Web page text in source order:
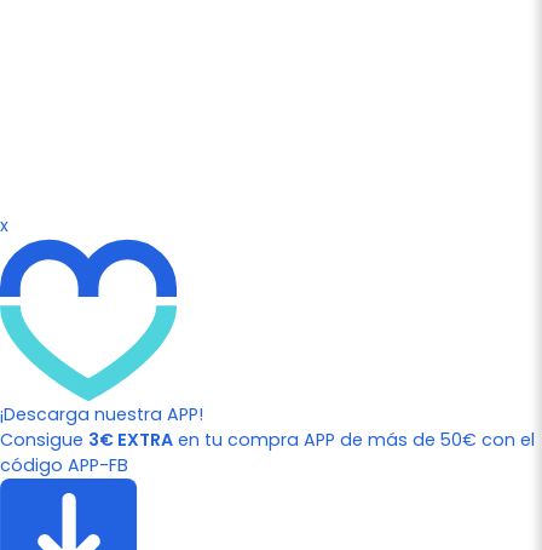
x
¡Descarga nuestra APP!
Consigue 3€ EXTRA en tu compra APP de más de 50€ con el
código APP-FB